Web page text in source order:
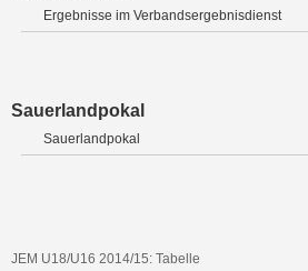
Ergebnisse im Verbandsergebnisdienst
Sauerlandpokal
Sauerlandpokal
JEM U18/U16 2014/15: Tabelle